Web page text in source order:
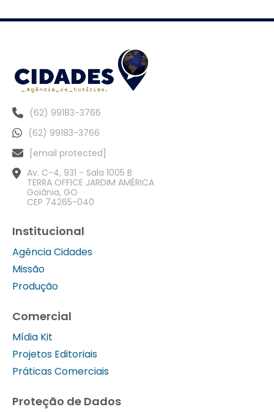
(62) 99183-3766
(62) 99183-3766
[email protected]
Av. C-4, 931 - Sala 1005 B
TERRA OFFICE JARDIM AMÉRICA
Goiânia, GO
CEP 74265-040
Institucional
Agência Cidades
Missão
Produção
Comercial
Mídia Kit
Projetos Editoriais
Práticas Comerciais
Proteção de Dados